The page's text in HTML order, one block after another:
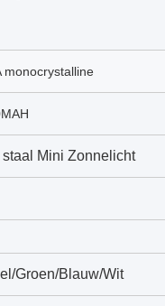
monocrystalline
staal Mini Zonnelicht
Groen/Blauw/Wit